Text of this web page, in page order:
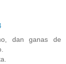
dan ganas de